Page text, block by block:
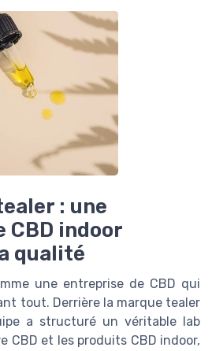
: une
CBD indoor
qualité
une entreprise de CBD qui
tout. Derrière la marque tealer
a structuré un véritable lab
CBD et les produits CBD indoor,